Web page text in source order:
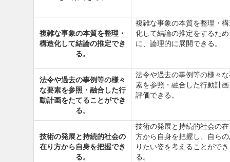
複雑な事象の本質を整理・
構造化して結論の推定でき
る。
複雑な事象の本質を整理・
化して結論の推定をするため
に、論理的に展開できる。
法令や過去の事例等の様々
な要素を参照・融合した行
動計画をたてることができ
る。
法令や過去の事例等の様々
素を参照・融合した行動計
評価できる。
技術の発展と持続的社会の
在り方から自身を把握でき
る。
技術の発展と持続的社会の
方から自身を把握し、自ら
りたい姿を考えることができ
る。